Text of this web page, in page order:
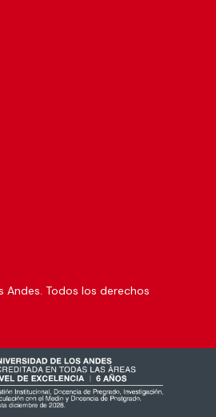
Andes. Todos los derechos